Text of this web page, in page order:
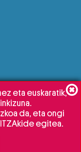
eta euskaratik,
da, eta ongi
egitea.